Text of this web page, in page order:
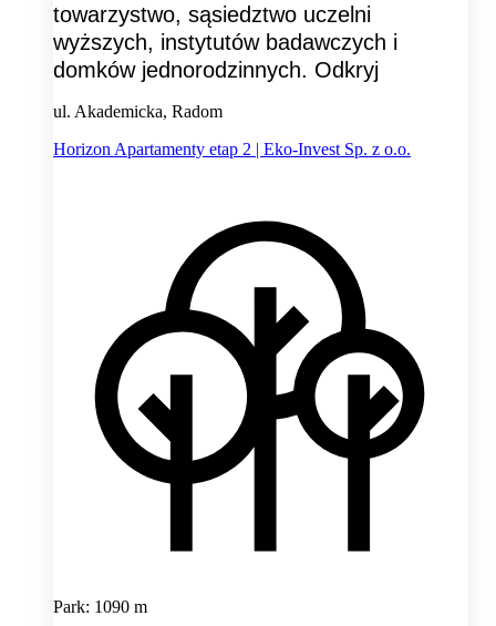
towarzystwo, sąsiedztwo uczelni
wyższych, instytutów badawczych i
domków jednorodzinnych. Odkryj
ul. Akademicka, Radom
Horizon Apartamenty etap 2 | Eko-Invest Sp. z o.o.
Park: 1090 m